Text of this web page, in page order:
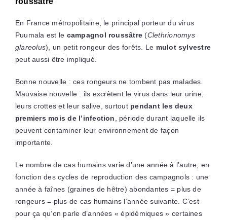
En France métropolitaine, le principal porteur du virus
Puumala est le campagnol roussâtre (Clethrionomys
glareolus), un petit rongeur des forêts. Le mulot sylvestre
peut aussi être impliqué.
Bonne nouvelle : ces rongeurs ne tombent pas malades.
Mauvaise nouvelle : ils excrètent le virus dans leur urine,
leurs crottes et leur salive, surtout pendant les deux
premiers mois de l’infection
, période durant laquelle ils
peuvent contaminer leur environnement de façon
importante.
Le nombre de cas humains varie d’une année à l’autre, en
fonction des cycles de reproduction des campagnols : une
année à faînes (graines de hêtre) abondantes = plus de
rongeurs = plus de cas humains l’année suivante. C’est
pour ça qu’on parle d’années « épidémiques » certaines